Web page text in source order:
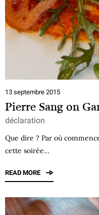
13 septembre 2015
Pierre Sang on
déclaration
Que dire ? Par où
cette soirée…
READ MORE